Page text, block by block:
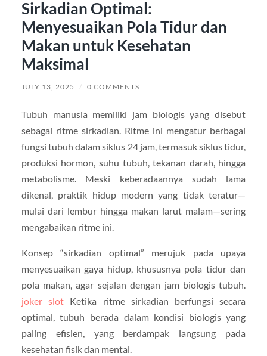
Sirkadian Optimal:
Menyesuaikan Pola Tidur dan
Makan untuk Kesehatan
Maksimal
JULY 13, 2025 / 0 COMMENTS
Tubuh manusia memiliki jam biologis yang disebut
sebagai ritme sirkadian. Ritme ini mengatur berbagai
fungsi tubuh dalam siklus 24 jam, termasuk siklus tidur,
produksi hormon, suhu tubuh, tekanan darah, hingga
metabolisme. Meski keberadaannya sudah lama
dikenal, praktik hidup modern yang tidak teratur—
mulai dari lembur hingga makan larut malam—sering
mengabaikan ritme ini.
Konsep “sirkadian optimal” merujuk pada upaya
menyesuaikan gaya hidup, khususnya pola tidur dan
pola makan, agar sejalan dengan jam biologis tubuh.
joker slot Ketika ritme sirkadian berfungsi secara
optimal, tubuh berada dalam kondisi biologis yang
paling efisien, yang berdampak langsung pada
kesehatan fisik dan mental.